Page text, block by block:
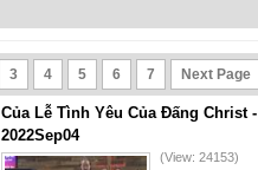
3 4 5 6 7 Next Page
Của Lễ Tình Yêu Của Đấng Christ -
2022Sep04
(View: 24153)